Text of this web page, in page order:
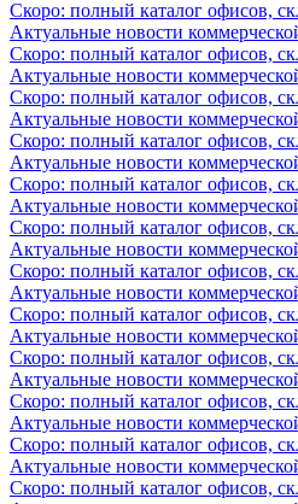
Скоро: полный каталог офисов,
Актуальные новости
Скоро: полный каталог офисов,
Актуальные новости
Скоро: полный каталог офисов,
Актуальные новости
Скоро: полный каталог офисов,
Актуальные новости
Скоро: полный каталог офисов,
Актуальные новости
Скоро: полный каталог офисов,
Актуальные новости
Скоро: полный каталог офисов,
Актуальные новости
Скоро: полный каталог офисов,
Актуальные новости
Скоро: полный каталог офисов,
Актуальные новости
Скоро: полный каталог офисов,
Актуальные новости
Скоро: полный каталог офисов,
Актуальные новости
Скоро: полный каталог офисов,